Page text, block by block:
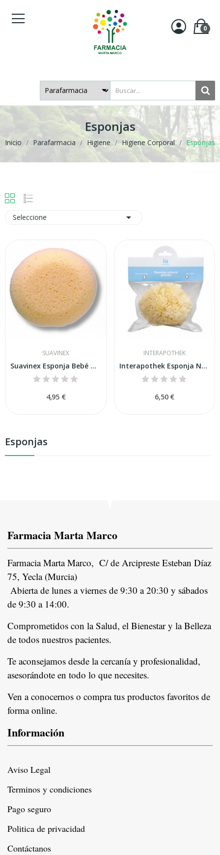
0
Esponjas
Inicio Parafarmacia Higiene Higiene Corporal Esponjas
Esponjas
Seleccione 
SUAVINEX
Suavinex Esponja Bebé Hidrófila 1ud
4,95 €
INTERAPOTHEK
Interapothek Esponja Natural Grande
6,50 €
Farmacia Marta Marco
Farmacia Marta Marco, C/ de Arcipreste Esteban Díaz
75, Yecla (Murcia)
Abierta de lunes a viernes de 9:30 a 20:30 y sábados
de 9:30 a 14:00.
Comprometidos con la Salud, el Bienestar y la Belleza
de todos nuestros pacientes.
Te aconsejamos desde la cercanía y profesionalidad,
asesorándote en todo lo que necesites.
Ven a conocernos o compra tus productos favoritos de
forma online.
Información
Aviso Legal
Terminos y condiciones
Pago seguro
Politica de privacidad
Contáctanos